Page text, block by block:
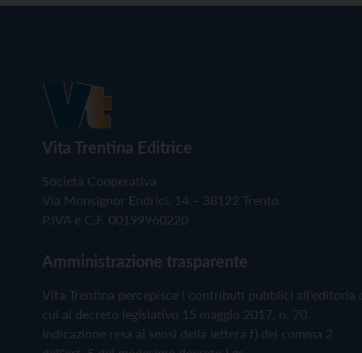
Vita Trentina Editrice
Società Cooperativa
Via Monsignor Endrici, 14 – 38122 Trento
P.IVA e C.F. 00199960220
Amministrazione trasparente
Vita Trentina percepisce i contributi pubblici all'editoria
cui al decreto legislativo 15 maggio 2017, n. 70.
Indicazione resa ai sensi della lettera f) del comma 2